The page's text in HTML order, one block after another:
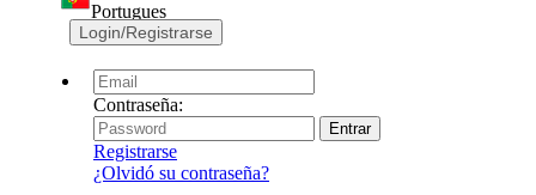
Portugues
Login/Registrarse
Contraseña:
Registrarse
¿Olvidó su contraseña?